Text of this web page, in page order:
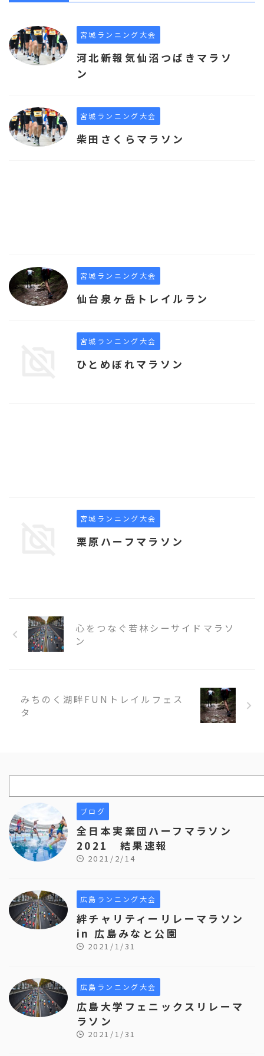
宮城ランニング大会
河北新報気仙沼つばきマラソ
ン
宮城ランニング大会
柴田さくらマラソン
宮城ランニング大会
仙台泉ヶ岳トレイルラン
宮城ランニング大会
ひとめぼれマラソン
宮城ランニング大会
栗原ハーフマラソン
心をつなぐ若林シーサイドマラソ
ン
みちのく湖畔FUNトレイルフェス
タ
ブログ
全日本実業団ハーフマラソン
2021 結果速報
2021/2/14
広島ランニング大会
絆チャリティーリレーマラソン
in 広島みなと公園
2021/1/31
広島ランニング大会
広島大学フェニックスリレーマ
ラソン
2021/1/31